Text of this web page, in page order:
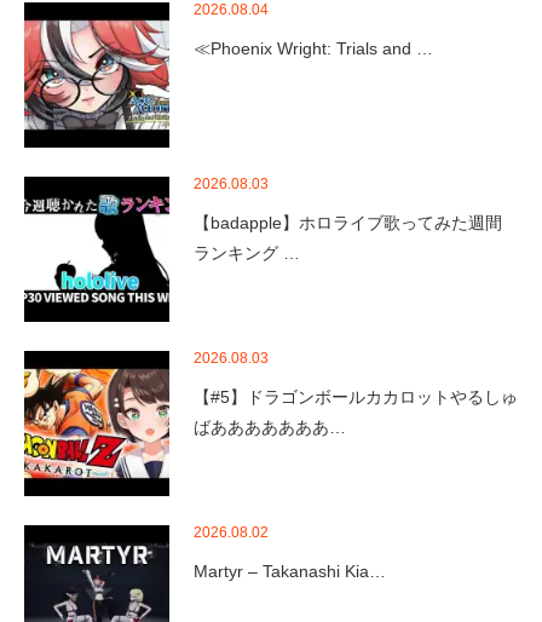
2026.08.04
≪Phoenix Wright: Trials and …
2026.08.03
【badapple】ホロライブ歌ってみた週間
ランキング …
2026.08.03
【#5】ドラゴンボールカカロットやるしゅ
ばあああああああ…
2026.08.02
Martyr – Takanashi Kia…